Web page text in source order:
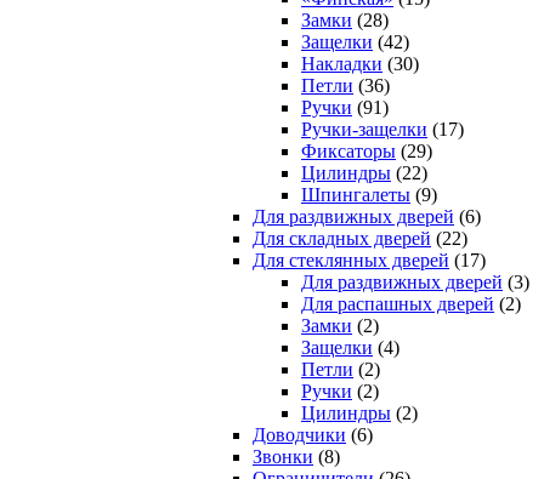
Замки (28)
Защелки (42)
Накладки (30)
Петли (36)
Ручки (91)
Ручки-защелки (17)
Фиксаторы (29)
Цилиндры (22)
Шпингалеты (9)
Для раздвижных дверей (6)
Для складных дверей (22)
Для стеклянных дверей (17)
Для раздвижных дверей (3)
Для распашных дверей (2)
Замки (2)
Защелки (4)
Петли (2)
Ручки (2)
Цилиндры (2)
Доводчики (6)
Звонки (8)